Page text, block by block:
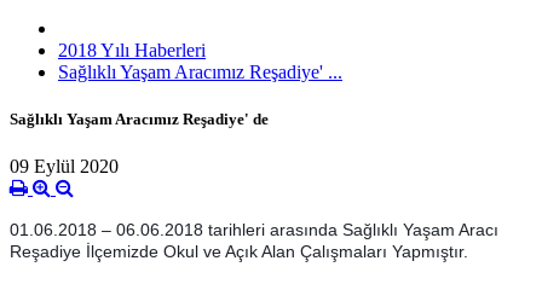
2018 Yılı Haberleri
Sağlıklı Yaşam Aracımız Reşadiye' ...
Sağlıklı Yaşam Aracımız Reşadiye' de
09 Eylül 2020
01.06.2018 – 06.06.2018 tarihleri arasında Sağlıklı Yaşam Aracı
Reşadiye İlçemizde Okul ve Açık Alan Çalışmaları Yapmıştır.